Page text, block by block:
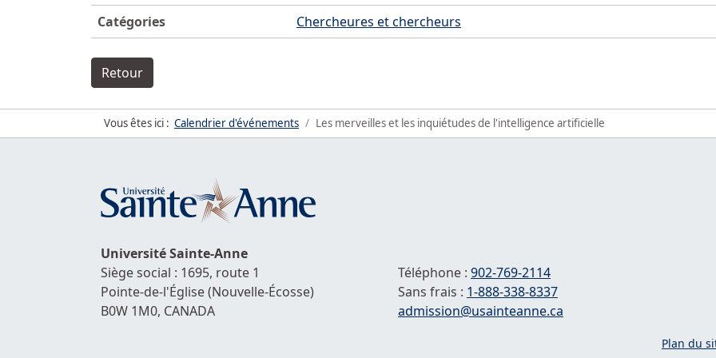
Catégories
Chercheures et chercheurs
Retour
Vous êtes ici : Calendrier d'événements Les merveilles et les inquiétudes de l'intelligence artificielle
UniversitéSainte-Anne
Siège social : 1695, route 1
Pointe-de-l'Église(Nouvelle-Écosse)
B0W 1M0, CANADA
Téléphone : 902-769-2114
Sans frais : 1-888-338-8337
Courriel :
admission@usainteanne.ca
Plan du